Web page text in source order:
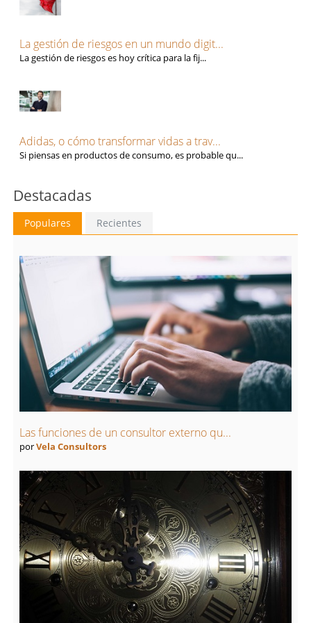
Sevilla
Tarragona
Teruel
Valladolid
Vizcaya
Zaragoza
Seguros
Tecnología, Software e IA
Ventas y Comercial
La gestión de riesgos en un mundo digit...
La gestión de riesgos es hoy crítica para la fij...
Adidas, o cómo transformar vidas a trav...
Si piensas en productos de consumo, es probable qu...
Destacadas
Populares Recientes
Las funciones de un consultor externo qu...
porVela Consultors